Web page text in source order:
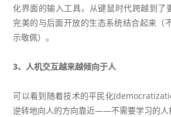
化界面的输入工具，从键鼠时代跨越到
完美的与后面开放的生态系统结合起来（
示敬佩）。
3、人机交互越来越倾向于人
可以看到随着技术的平民化
逆转地向人的方向靠近——不需要学习的人